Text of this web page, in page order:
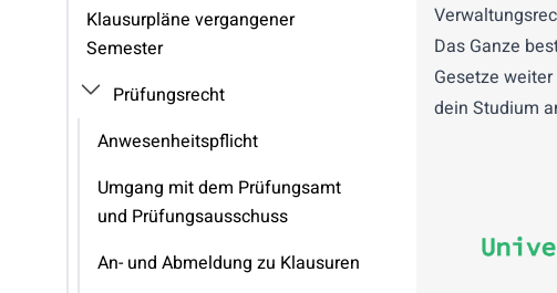
Klausurpläne vergangener
Semester
Prüfungsrecht
Anwesenheitspflicht
Umgang mit dem Prüfungsamt
und Prüfungsausschuss
An- und Abmeldung zu Klausuren
Das Ganze
Gesetze
dein Studium